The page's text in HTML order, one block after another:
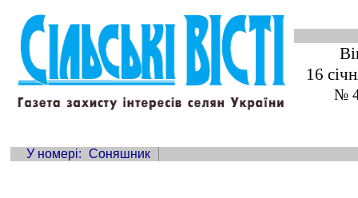
16
№
У номері: Соняшник